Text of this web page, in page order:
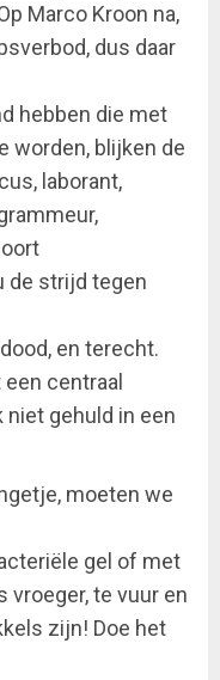
Marco Kroon na,
dus daar
hebben die met
worden, blijken de
laborant,
de strijd tegen
en terecht.
centraal
gehuld in een
moeten we
gel of met
vroeger, te vuur en
zijn! Doe het